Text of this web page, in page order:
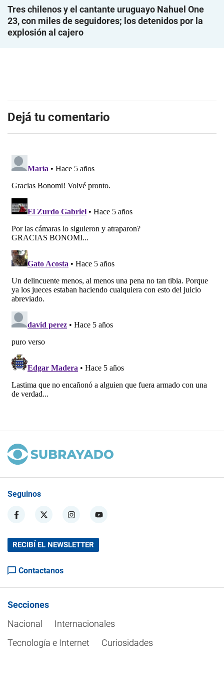
Tres chilenos y el cantante uruguayo Nahuel One
23, con miles de seguidores; los detenidos por la
explosión al cajero
Dejá tu comentario
Seguinos
RECIBÍ EL NEWSLETTER
Contactanos
Secciones
Nacional
Internacionales
Tecnología e Internet
Curiosidades